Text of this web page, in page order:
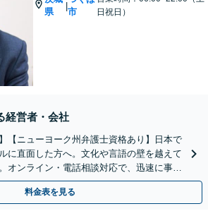
県
|
市
日祝日）
経営者・会社
【ニューヨーク州弁護士資格あり】日本で
に直面した方へ。文化や言語の壁を越えて
オンライン・電話相談対応で、迅速に事件
さい。
料金表を見る